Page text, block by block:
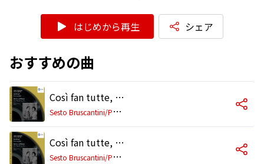
はじめから再生 シェア
おすすめの曲
Così fan tutte, K. 588, Act 1 Scene 3: "Barbaro fato!" (Don Alfonso) - No. 5, Aria, "Vorrei dir, e cor non ho" (Don Alfonso)
S
esto Bruscantini/Philharmonia Orchestra/Herbert von Karajan
Così fan tutte, K. 588, Act 1 Scene 7: Recitativo, "Quante smorfie, quante buffonerie!" (Don Alfonso)
S
esto Bruscantini/Philharmonia Orchestra/Herbert von Karajan